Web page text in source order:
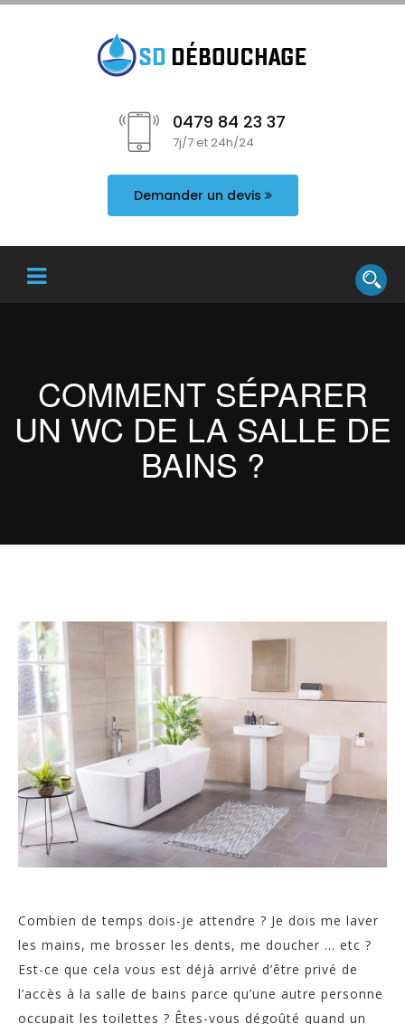
0479 84 23 37
7j/7 et 24h/24
Demander un devis
COMMENT SÉPARER
UN WC DE LA SALLE DE
BAINS ?
Combien de temps dois-je attendre ? Je dois me laver
les mains, me brosser les dents, me doucher … etc ?
Est-ce que cela vous est déjà arrivé d’être privé de
l’accès à la salle de bains parce qu’une autre personne
occupait les toilettes ? Êtes-vous dégoûté quand un